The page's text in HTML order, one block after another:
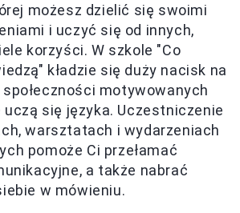
możesz dzielić się swoimi
i uczyć się od innych,
korzyści. W szkole "Co
kładzie się duży nacisk na
społeczności motywowanych
uczą się języka. Uczestniczenie
warsztatach i wydarzeniach
pomoże Ci przełamać
a także nabrać
w mówieniu.